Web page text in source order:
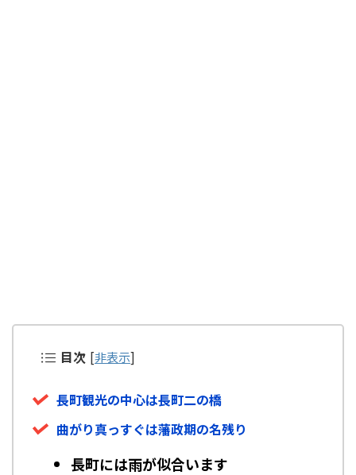
目次 [非表示]
長町観光の中心は長町二の橋
曲がり真っすぐは藩政期の名残り
長町には雨が似合います